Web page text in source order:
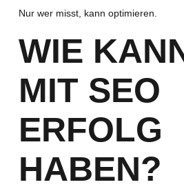
Nur wer misst, kann optimieren.
WIE
MIT SEO
ERFOLG
HABEN?